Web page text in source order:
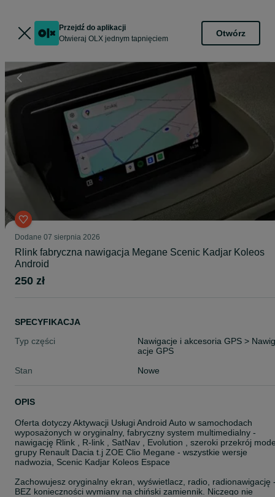
Przejdź do aplikacji
Otwieraj OLX jednym tapnięciem
Otwórz
Dodane 07 sierpnia 2026
Rlink fabryczna nawigacja Megane Scenic Kadjar Koleos
Android
250 zł
SPECYFIKACJA
Typ części
Nawigacje i akcesoria GPS > Nawig
acje GPS
Stan
Nowe
OPIS
Oferta dotyczy Aktywacji Usługi Android Auto w samochodach
wyposażonych w oryginalny, fabryczny system multimedialny -
nawigację Rlink , R-link , SatNav , Evolution , szeroki przekrój
grupy Renault Dacia t.j ZOE Clio Megane - wszystkie wersje
nadwozia, Scenic Kadjar Koleos Espace
Zachowujesz oryginalny ekran, wyświetlacz, radio, radionawigację
BEZ konieczności wymiany na chiński zamiennik. Niczego nie